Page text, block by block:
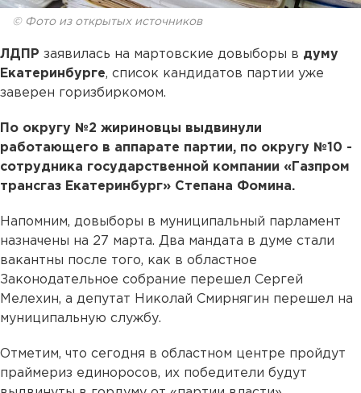
© Фото из открытых источников
ЛДПР заявилась на мартовские довыборы в думу
Екатеринбурге, список кандидатов партии уже
заверен горизбиркомом.
По округу №2 жириновцы выдвинули
работающего в аппарате партии, по округу №10 -
сотрудника государственной компании «Газпром
трансгаз Екатеринбург» Степана Фомина.
Напомним, довыборы в муниципальный парламент
назначены на 27 марта. Два мандата в думе стали
вакантны после того, как в областное
Законодательное собрание перешел Сергей
Мелехин, а депутат Николай Смирнягин перешел на
муниципальную службу.
Отметим, что сегодня в областном центре пройдут
праймериз единоросов, их победители будут